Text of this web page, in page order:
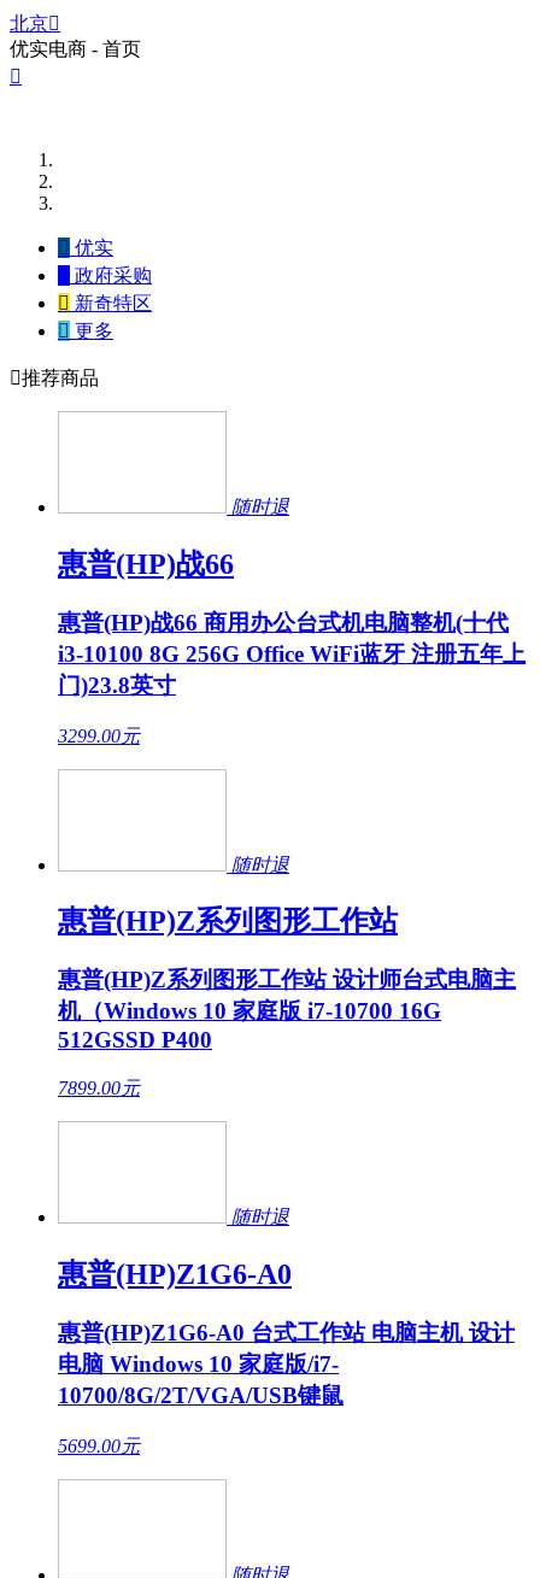
北京
优实电商 - 首页

 优实
政府采购
 新奇特区
 更多
推荐商品
随时退
惠普(HP)战66
惠普(HP)战66 商用办公台式机电脑整机(十代
i3-10100 8G 256G Office WiFi蓝牙 注册五年上
门)23.8英寸
3299.00元
随时退
惠普(HP)Z系列图形工作站
惠普(HP)Z系列图形工作站 设计师台式电脑主
机（Windows 10 家庭版 i7-10700 16G
512GSSD P400
7899.00元
随时退
惠普(HP)Z1G6-A0
惠普(HP)Z1G6-A0 台式工作站 电脑主机 设计
电脑 Windows 10 家庭版/i7-
10700/8G/2T/VGA/USB键鼠
5699.00元